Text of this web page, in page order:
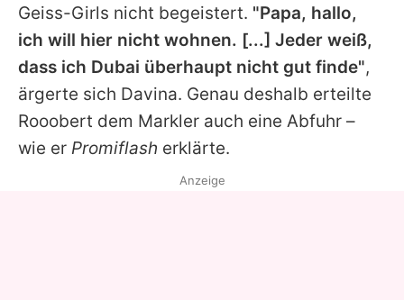
Geiss-Girls nicht begeistert. "Papa, hallo,
ich will hier nicht wohnen. [...] Jeder weiß,
dass ich Dubai überhaupt nicht gut finde",
ärgerte sich Davina. Genau deshalb erteilte
Rooobert dem Markler auch eine Abfuhr –
wie er Promiflash erklärte.
Anzeige